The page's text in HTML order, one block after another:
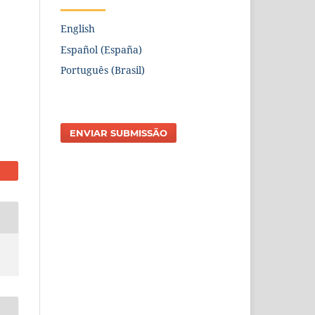
English
Español (España)
Português (Brasil)
ENVIAR SUBMISSÃO